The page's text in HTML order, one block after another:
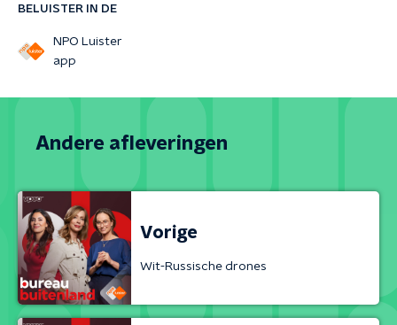
BELUISTER IN DE
NPO Luister
app
Andere afleveringen
Vorige
Wit-Russische drones